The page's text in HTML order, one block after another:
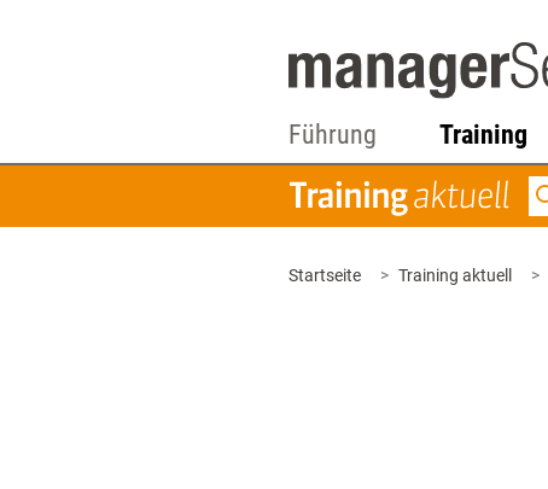
Führung Training
Startseite Training aktuell